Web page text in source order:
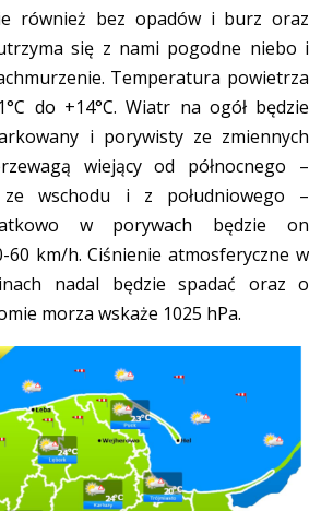
również bez opadów i burz oraz
się z nami pogodne niebo i
Temperatura powietrza
do +14°C. Wiatr na ogół będzie
i porywisty ze zmiennych
wiejący od północnego –
wschodu i z południowego –
w porywach będzie on
60 km/h. Ciśnienie atmosferyczne w
nadal będzie spadać oraz o
morza wskaże 1025 hPa.